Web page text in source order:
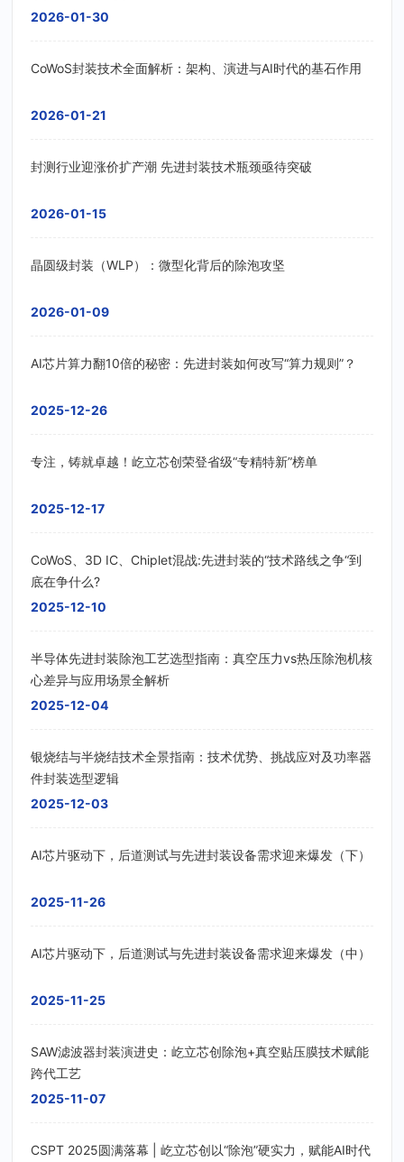
2026-01-30
CoWoS封装技术全面解析：架构、演进与AI时代的基石作用
2026-01-21
封测行业迎涨价扩产潮 先进封装技术瓶颈亟待突破
2026-01-15
晶圆级封装（WLP）：微型化背后的除泡攻坚
2026-01-09
AI芯片算力翻10倍的秘密：先进封装如何改写“算力规则”？
2025-12-26
专注，铸就卓越！屹立芯创荣登省级“专精特新”榜单
2025-12-17
CoWoS、3D IC、Chiplet混战:先进封装的“技术路线之争“到
底在争什么?
2025-12-10
半导体先进封装除泡工艺选型指南：真空压力vs热压除泡机核
心差异与应用场景全解析
2025-12-04
银烧结与半烧结技术全景指南：技术优势、挑战应对及功率器
件封装选型逻辑
2025-12-03
AI芯片驱动下，后道测试与先进封装设备需求迎来爆发（下）
2025-11-26
AI芯片驱动下，后道测试与先进封装设备需求迎来爆发（中）
2025-11-25
SAW滤波器封装演进史：屹立芯创除泡+真空贴压膜技术赋能
跨代工艺
2025-11-07
CSPT 2025圆满落幕 | 屹立芯创以“除泡”硬实力，赋能AI时代